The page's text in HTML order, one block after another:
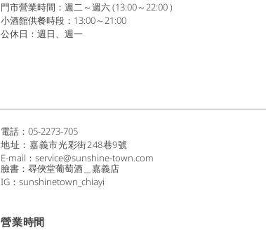
門市營業時間：週二～週六 (13:00～22:00 )
小酒館供餐時段：13:00～21:00
公休日：週日、週一
電話：05-2273-705
地址： 嘉義市光彩街248巷9號
E-mail： service@sunshine-town.com
​營業時間
臉書：尋俠堂葡萄酒＿嘉義店
IG：sunshinetown_chiayi